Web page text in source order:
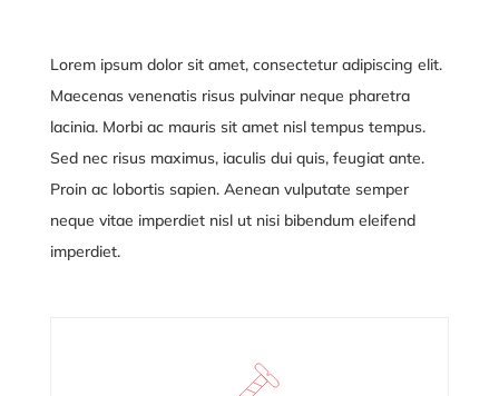
Lorem ipsum dolor sit amet, consectetur adipiscing elit.
Maecenas venenatis risus pulvinar neque pharetra
lacinia. Morbi ac mauris sit amet nisl tempus tempus.
Sed nec risus maximus, iaculis dui quis, feugiat ante.
Proin ac lobortis sapien. Aenean vulputate semper
neque vitae imperdiet nisl ut nisi bibendum eleifend
imperdiet.